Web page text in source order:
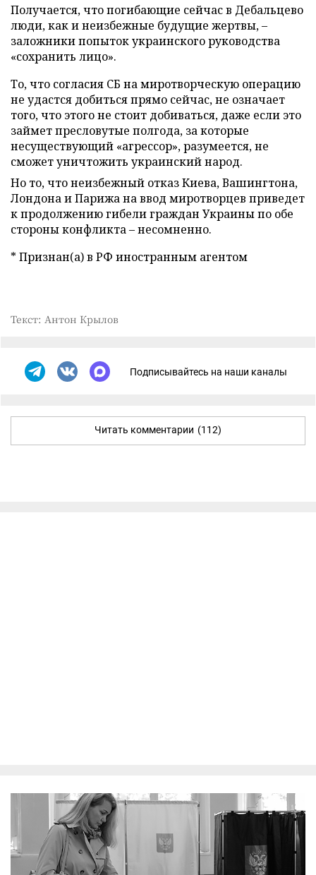
Получается, что погибающие сейчас в Дебальцево
люди, как и неизбежные будущие жертвы, –
заложники попыток украинского руководства
«сохранить лицо».
То, что согласия СБ на миротворческую операцию
не удастся добиться прямо сейчас, не означает
того, что этого не стоит добиваться, даже если это
займет пресловутые полгода, за которые
несуществующий «агрессор», разумеется, не
сможет уничтожить украинский народ.
Но то, что неизбежный отказ Киева, Вашингтона,
Лондона и Парижа на ввод миротворцев приведет
к продолжению гибели граждан Украины по обе
стороны конфликта – несомненно.
* Признан(а) в РФ иностранным агентом
Текст: Антон Крылов
Подписывайтесь на наши каналы
Читать комментарии (112)